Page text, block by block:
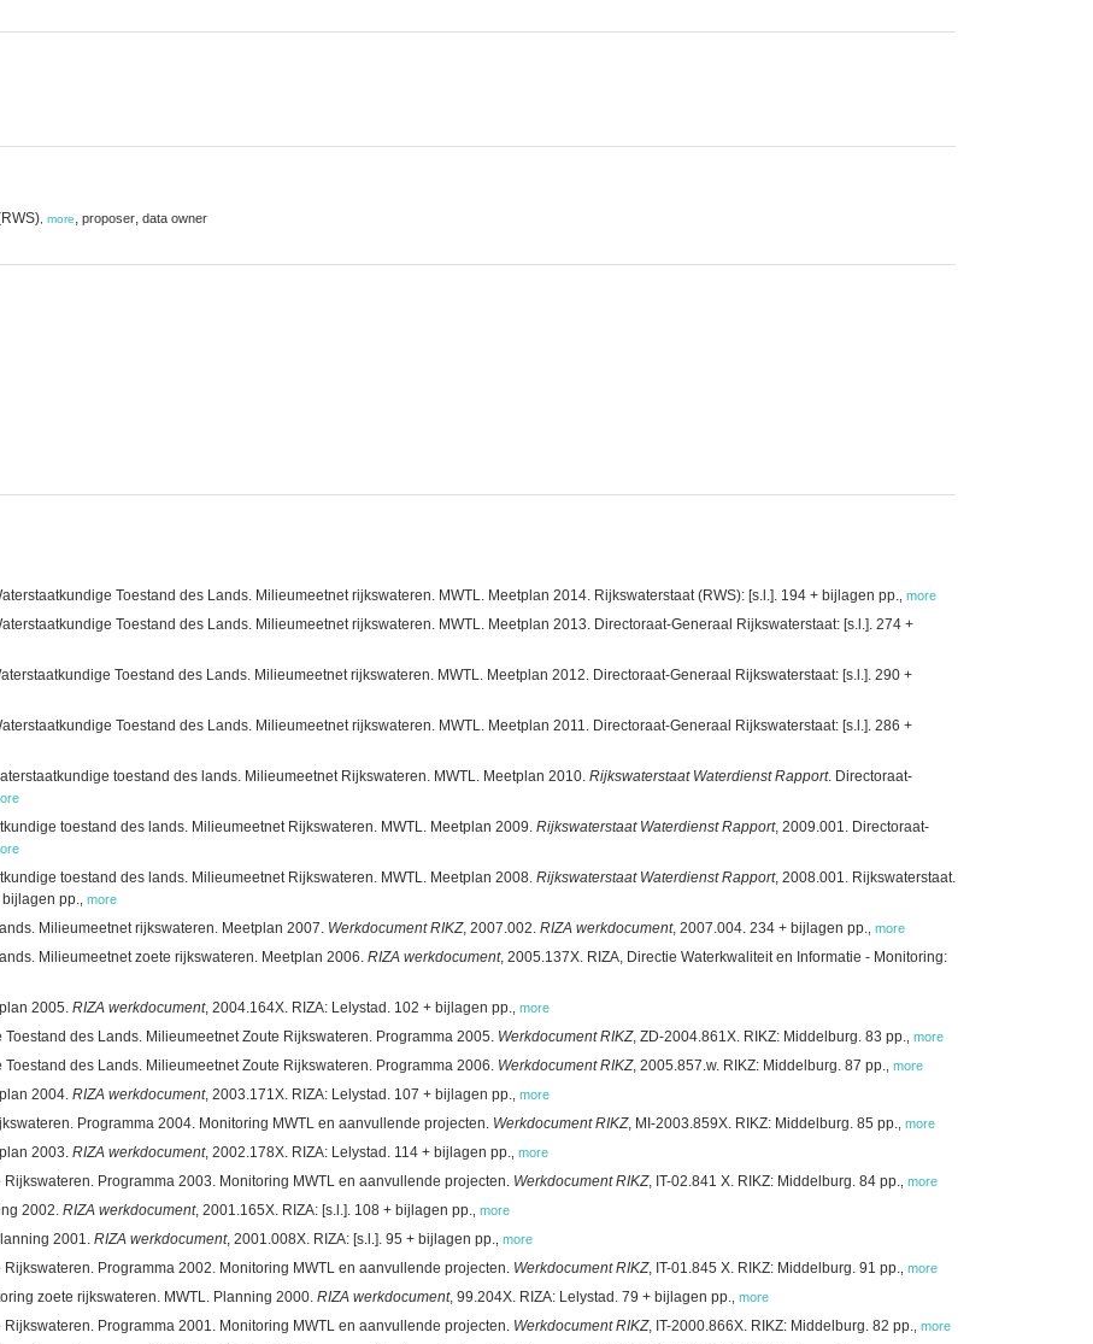
more, proposer, data owner
Toestand des Lands. Milieumeetnet rijkswateren. MWTL. Meetplan 2014. Rijkswaterstaat (RWS): [s.l.]. 194 + bijlagen pp. more
Toestand des Lands. Milieumeetnet rijkswateren. MWTL. Meetplan 2013. Directoraat-Generaal Rijkswaterstaat: [s.l.]. 274 +
Toestand des Lands. Milieumeetnet rijkswateren. MWTL. Meetplan 2012. Directoraat-Generaal Rijkswaterstaat: [s.l.]. 290 +
Toestand des Lands. Milieumeetnet rijkswateren. MWTL. Meetplan 2011. Directoraat-Generaal Rijkswaterstaat: [s.l.]. 286 +
toestand des lands. Milieumeetnet Rijkswateren. MWTL. Meetplan 2010. Rijkswaterstaat Waterdienst Rapport. Directoraat-
toestand des lands. Milieumeetnet Rijkswateren. MWTL. Meetplan 2009. Rijkswaterstaat Waterdienst Rapport, 2009.001. Directoraat-
toestand des lands. Milieumeetnet Rijkswateren. MWTL. Meetplan 2008. Rijkswaterstaat Waterdienst Rapport, 2008.001. Rijkswaterstaat.
pp. more
Milieumeetnet rijkswateren. Meetplan 2007. Werkdocument RIKZ, 2007.002. RIZA werkdocument, 2007.004. 234 + bijlagen pp. more
Milieumeetnet zoete rijkswateren. Meetplan 2006. RIZA werkdocument, 2005.137X. RIZA, Directie Waterkwaliteit en Informatie - Monitoring:
2005. RIZA werkdocument, 2004.164X. RIZA: Lelystad. 102 + bijlagen pp. more
des Lands. Milieumeetnet Zoute Rijkswateren. Programma 2005. Werkdocument RIKZ, ZD-2004.861X. RIKZ: Middelburg. 83 pp. more
des Lands. Milieumeetnet Zoute Rijkswateren. Programma 2006. Werkdocument RIKZ, 2005.857.w. RIKZ: Middelburg. 87 pp. more
2004. RIZA werkdocument, 2003.171X. RIZA: Lelystad. 107 + bijlagen pp. more
Programma 2004. Monitoring MWTL en aanvullende projecten. Werkdocument RIKZ, MI-2003.859X. RIKZ: Middelburg. 85 pp. more
2003. RIZA werkdocument, 2002.178X. RIZA: Lelystad. 114 + bijlagen pp. more
Programma 2003. Monitoring MWTL en aanvullende projecten. Werkdocument RIKZ, IT-02.841 X. RIKZ: Middelburg. 84 pp. more
2002. RIZA werkdocument, 2001.165X. RIZA: [s.l.]. 108 + bijlagen pp. more
2001. RIZA werkdocument, 2001.008X. RIZA: [s.l.]. 95 + bijlagen pp. more
Programma 2002. Monitoring MWTL en aanvullende projecten. Werkdocument RIKZ, IT-01.845 X. RIKZ: Middelburg. 91 pp. more
zoete rijkswateren. MWTL. Planning 2000. RIZA werkdocument, 99.204X. RIZA: Lelystad. 79 + bijlagen pp. more
Programma 2001. Monitoring MWTL en aanvullende projecten. Werkdocument RIKZ, IT-2000.866X. RIKZ: Middelburg. 82 pp. more